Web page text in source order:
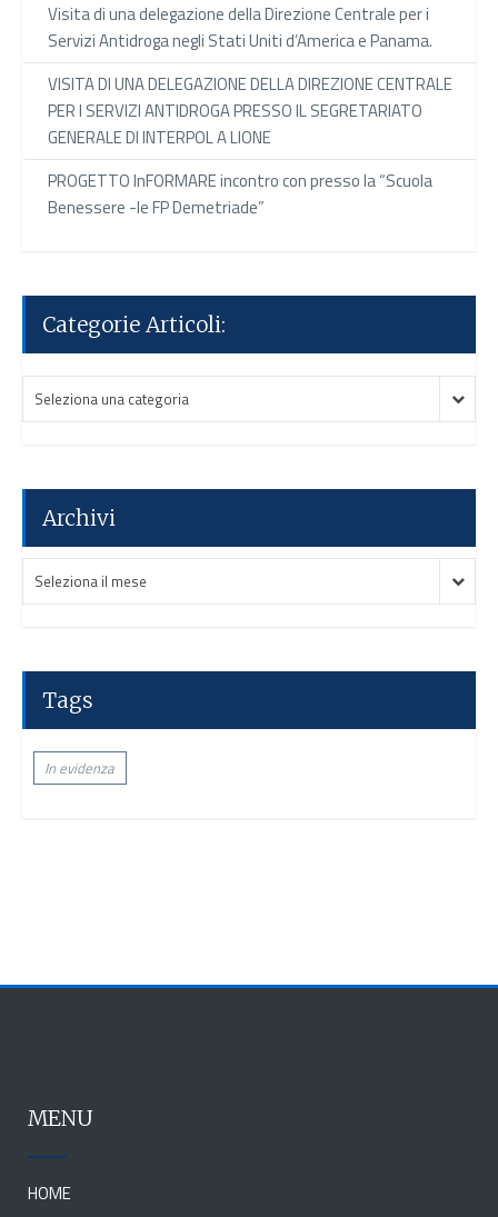
Visita di una delegazione della Direzione Centrale per i
Servizi Antidroga negli Stati Uniti d’America e Panama.
VISITA DI UNA DELEGAZIONE DELLA DIREZIONE CENTRALE
PER I SERVIZI ANTIDROGA PRESSO IL SEGRETARIATO
GENERALE DI INTERPOL A LIONE
PROGETTO InFORMARE incontro con presso la “Scuola
Benessere -le FP Demetriade”
Categorie Articoli:
Categorie
Seleziona una categoria
Categorie
Articoli:
Archivi
Archivi
Seleziona il mese
Archivi
Tags
In evidenza
MENU
HOME